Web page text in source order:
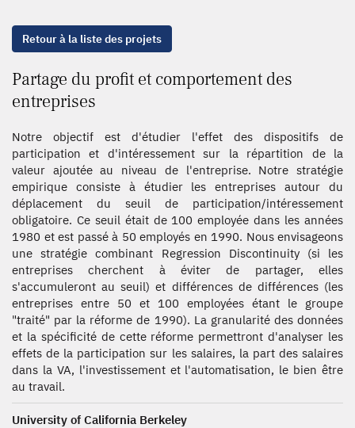
Retour à la liste des projets
Partage du profit et comportement des
entreprises
Notre objectif est d'étudier l'effet des dispositifs de
participation et d'intéressement sur la répartition de la
valeur ajoutée au niveau de l'entreprise. Notre stratégie
empirique consiste à étudier les entreprises autour du
déplacement du seuil de participation/intéressement
obligatoire. Ce seuil était de 100 employée dans les années
1980 et est passé à 50 employés en 1990. Nous envisageons
une stratégie combinant Regression Discontinuity (si les
entreprises cherchent à éviter de partager, elles
s'accumuleront au seuil) et différences de différences (les
entreprises entre 50 et 100 employées étant le groupe
"traité" par la réforme de 1990). La granularité des données
et la spécificité de cette réforme permettront d'analyser les
effets de la participation sur les salaires, la part des salaires
dans la VA, l'investissement et l'automatisation, le bien être
au travail.
University of California Berkeley